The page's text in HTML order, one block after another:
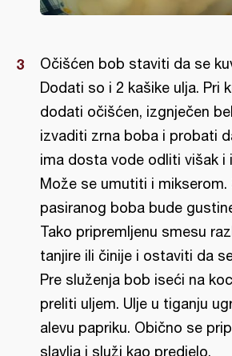
Očišćen bob staviti da se
Dodati so i 2 kašike ulja. Pri
dodati očišćen, izgnječen
izvaditi zrna boba i probati
ima dosta vode odliti višak i
Može se umutiti i mikserom.
pasiranog boba bude
Tako pripremljenu smesu
tanjire ili činije i ostaviti da
Pre služenja bob iseći na
preliti uljem. Ulje u tiganju
alevu papriku. Obično se
slavlja i služi kao predjelo.